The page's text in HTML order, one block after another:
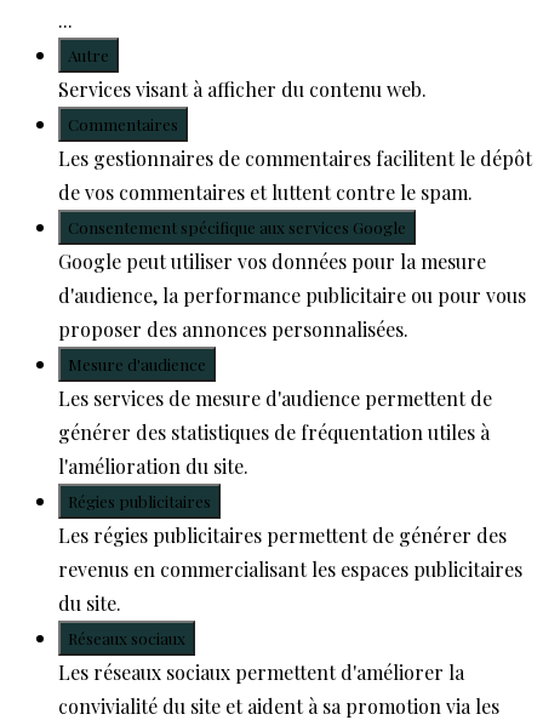
...
Autre
Services visant à afficher du contenu web.
Commentaires
Les gestionnaires de commentaires facilitent le dépôt
de vos commentaires et luttent contre le spam.
Consentement spécifique aux services Google
Google peut utiliser vos données pour la mesure
d'audience, la performance publicitaire ou pour vous
proposer des annonces personnalisées.
Mesure d'audience
Les services de mesure d'audience permettent de
générer des statistiques de fréquentation utiles à
l'amélioration du site.
Régies publicitaires
Les régies publicitaires permettent de générer des
revenus en commercialisant les espaces publicitaires
du site.
Réseaux sociaux
Les réseaux sociaux permettent d'améliorer la
convivialité du site et aident à sa promotion via les